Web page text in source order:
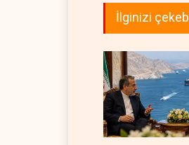
İlginizi